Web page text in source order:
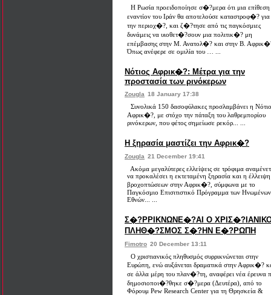
Η Ρωσία προειδοποίησε σ�?μερα ότι μια επίθεση
εναντίον του Ιράν θα αποτελούσε καταστροφ�? για
την περιοχ�?, και ζ�?τησε από τις παγκόσμιες
δυνάμεις να υιοθετ�?σουν μια πολιτικ�? μη
επέμβασης στην Μ. Ανατολ�? και στην Β.
Όπως ανέφερε σε ομιλία του … ...
Νότιος Αφρικ�?: Μέτρα για την
προστασία των ρινόκερων
Zougla 18 January 17:38
Συνολικά 150 δασοφύλακες προσλαμβάνει η
Αφρικ�?, με στόχο την πάταξη του λαθρεμπορίου
ρινόκερων, που φέτος σημείωσε ρεκόρ... ...
Η ξηρασία μαστίζει την Αφρικ�?
Zougla 21 December 19:41
Ακόμα μεγαλύτερες ελλείψεις σε τρόφιμα
να προκαλέσει η εκτεταμένη ξηρασία και η έλλειψη
βροχοπτώσεων στην Αφρικ�?, σύμφωνα με το
Παγκόσμιο Επισιτιστικό Πρόγραμμα των Ηνωμένων
Εθνών... ...
Σ�?ΡΡΙΚΝΩΝΕ�?ΑΙ Ο
ΠΛΗΘ�?ΣΜΟΣ Σ�?ΗΝ Ε�?ΡΩΠΗ
Fimotro 20 December 13:11
Ο χριστιανικός πληθυσμός συρρικνώνεται στην
Ευρώπη, ενώ αυξάνεται δραματικά στην Αφρικ�?
σε άλλα μέρη του πλαν�?τη, αναφέρει νέα έρευνα
δημοσιοποι�?θηκε σ�?μερα (Δευτέρα), από το
Φόρουμ Pew Research Center για τη Θρησκεία &